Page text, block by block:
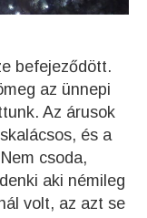
befejeződött.
az ünnepi
Az árusok
és a
csoda,
aki némileg
volt, az azt se